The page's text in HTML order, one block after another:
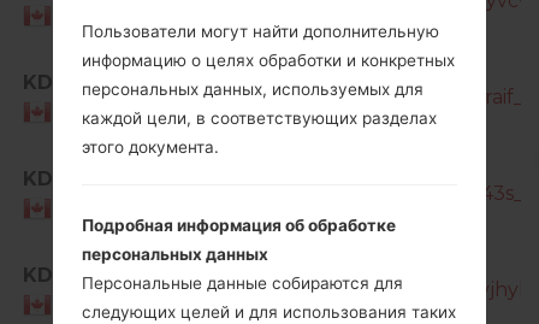
KDO
Canada
SM-
KDO
SM-
KDO
Canada
SM-
Пользователи могут найти дополнительную
информацию о целях обработки и конкретных
персональных данных, используемых для
каждой цели, в соответствующих разделах
этого документа.
Подробная информация об обработке
персональных данных
Персональные данные собираются для
следующих целей и для использования таких